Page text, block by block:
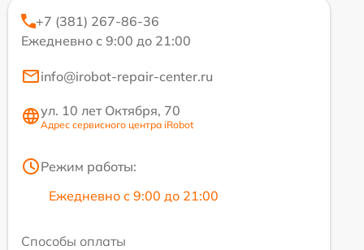
+7 (381) 267-86-36
Ежедневно с 9:00 до 21:00
info@irobot-repair-center.ru
ул. 10 лет Октября, 70
Адрес сервисного центра iRobot
Режим работы:
Ежедневно с 9:00 до 21:00
Способы оплаты